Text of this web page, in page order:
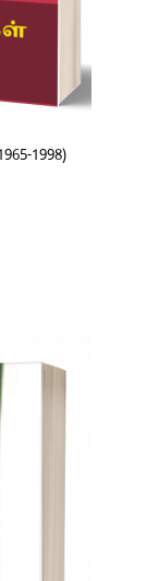
1998)